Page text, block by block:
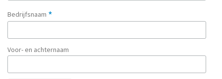
Bedrijfsnaam *
Voor- en achternaam